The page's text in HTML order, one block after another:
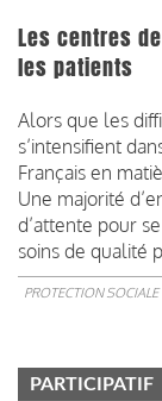
Les centres
les patients
Alors que les
s’intensifient
Français en
Une majorité
d’attente pour
soins de qualité
PROTECTION SOCIALE
PARTICIPATIF